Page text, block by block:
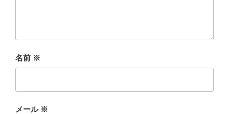
名前 ※
メール ※